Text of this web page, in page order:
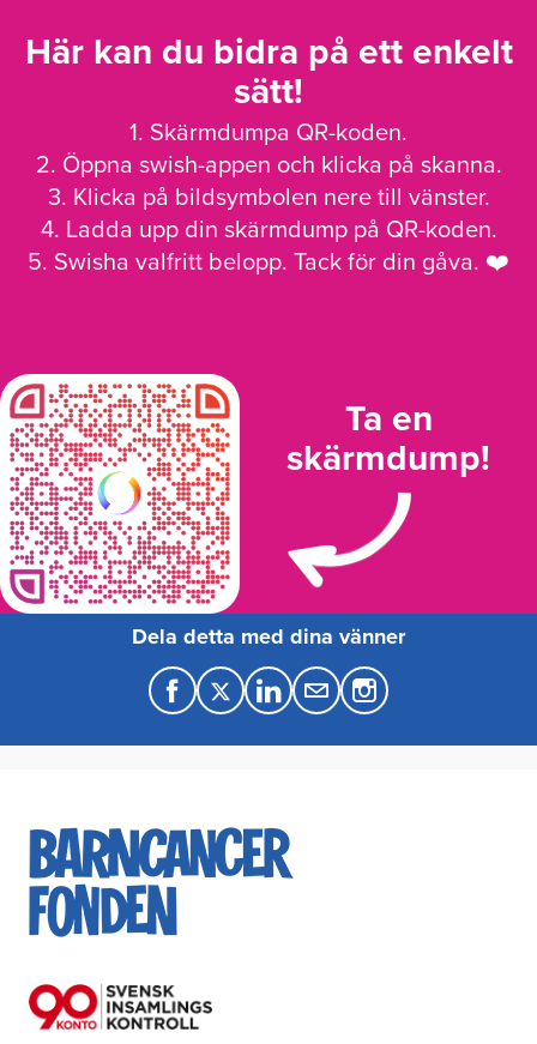
Här kan du bidra på ett enkelt
sätt!
1. Skärmdumpa QR-koden.
2. Öppna swish-appen och klicka på skanna.
3. Klicka på bildsymbolen nere till vänster.
4. Ladda upp din skärmdump på QR-koden.
5. Swisha valfritt belopp. Tack för din gåva. ❤️
Ta en
skärmdump!
Dela detta med dina vänner
F
a
e
b
k
T
w
t
t
L
i
k
e
M
a